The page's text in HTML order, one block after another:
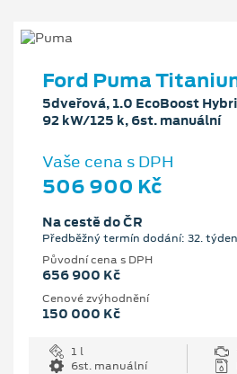
Ford Puma
5dveřová, 1.0 EcoBoost
92 kW/125 k, 6st. manuální
Vaše cena s DPH
506 900 Kč
Na cestě do ČR
Předběžný termín dodání: 32.
Původní cena s DPH
656 900 Kč
Cenové zvýhodnění
150 000 Kč
1 l
6st. manuální